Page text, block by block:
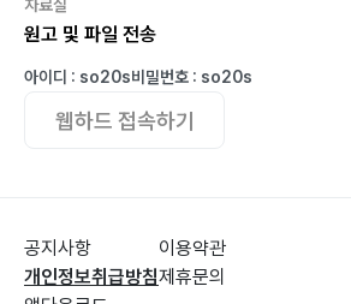
자료실
원고 및 파일 전송
아이디 : so20s비밀번호 : so20s
웹하드 접속하기
공지사항
개인정보취급방침
이용약관
제휴문의